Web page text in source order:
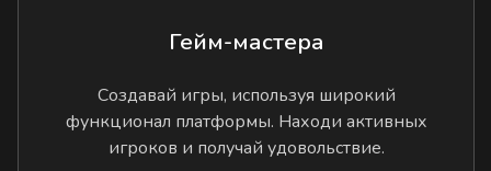
Гейм-мастера
Создавай игры, используя широкий
функционал платформы. Находи активных
игроков и получай удовольствие.